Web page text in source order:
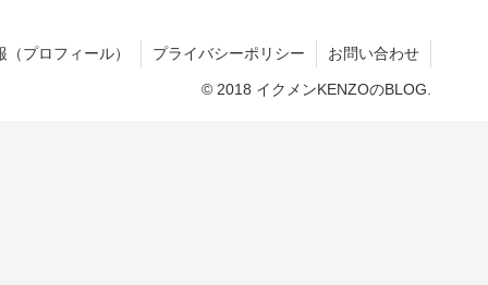
（プロフィール） プライバシーポリシー お問い合わせ
© 2018 イクメンKENZOのBLOG.